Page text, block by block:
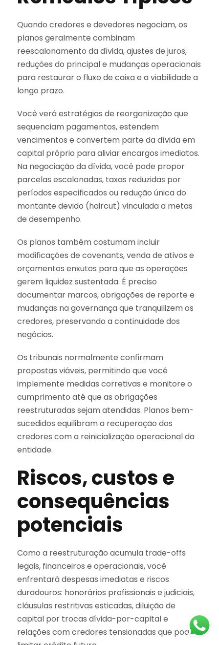
Quando credores e devedores negociam, os
planos geralmente combinam
reescalonamento da dívida, ajustes de juros,
reduções do principal e mudanças operacionais
para restaurar o fluxo de caixa e a viabilidade a
longo prazo.
Você verá estratégias de reorganização que
sequenciam pagamentos, estendem
vencimentos e convertem parte da dívida em
capital próprio para aliviar encargos imediatos.
Na negociação da dívida, você pode propor
parcelas escalonadas, taxas reduzidas por
períodos especificados ou redução única do
montante devido (haircut) vinculada a metas
de desempenho.
Os planos também costumam incluir
modificações de covenants, venda de ativos e
orçamentos enxutos para que as operações
gerem liquidez sustentada. É preciso
documentar marcos, obrigações de reporte e
mudanças na governança que tranquilizem os
credores, preservando a continuidade dos
negócios.
Os tribunais normalmente confirmam
propostas viáveis, permitindo que você
implemente medidas corretivas e monitore o
cumprimento até que as obrigações
reestruturadas sejam atendidas. Planos bem-
sucedidos equilibram a recuperação dos
credores com a reinicialização operacional da
entidade.
Riscos, custos e
consequências
potenciais
Como a reestruturação acumula trade-offs
legais, financeiros e operacionais, você
enfrentará despesas imediatas e riscos
duradouros: honorários profissionais e judiciais,
cláusulas restritivas esticadas, diluição de
capital por trocas dívida-por-capital e
relações com credores tensionadas que podem